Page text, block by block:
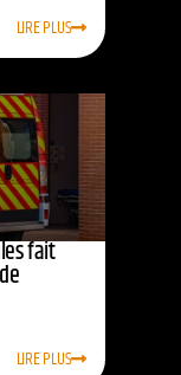
LIRE PLUS
fait
LIRE PLUS